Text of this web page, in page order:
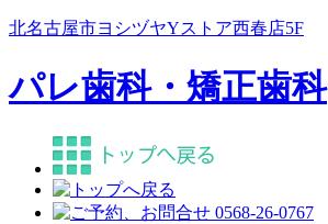
北名古屋市ヨシヅヤYストア西春店5F
パレ歯科・矯正歯科